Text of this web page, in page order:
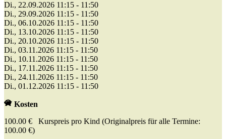
Di., 22.09.2026 11:15 - 11:50
Di., 29.09.2026 11:15 - 11:50
Di., 06.10.2026 11:15 - 11:50
Di., 13.10.2026 11:15 - 11:50
Di., 20.10.2026 11:15 - 11:50
Di., 03.11.2026 11:15 - 11:50
Di., 10.11.2026 11:15 - 11:50
Di., 17.11.2026 11:15 - 11:50
Di., 24.11.2026 11:15 - 11:50
Di., 01.12.2026 11:15 - 11:50
Kosten
100.00 € Kurspreis pro Kind (Originalpreis für alle Termine:
100.00 €)